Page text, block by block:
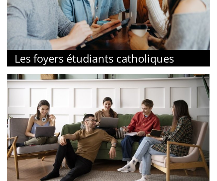
Les foyers étudiants catholiques